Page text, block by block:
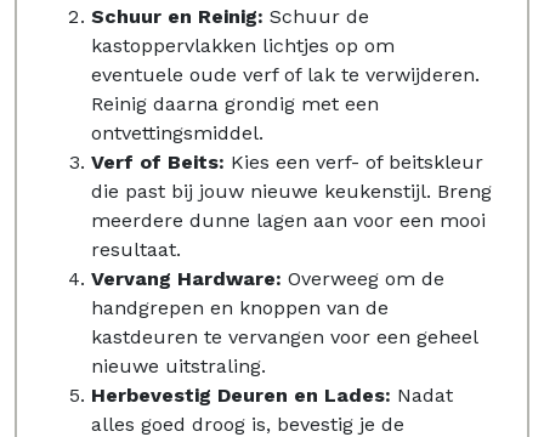
Schuur en Reinig: Schuur de
kastoppervlakken lichtjes op om
eventuele oude verf of lak te verwijderen.
Reinig daarna grondig met een
ontvettingsmiddel.
Verf of Beits: Kies een verf- of beitskleur
die past bij jouw nieuwe keukenstijl. Breng
meerdere dunne lagen aan voor een mooi
resultaat.
Vervang Hardware: Overweeg om de
handgrepen en knoppen van de
kastdeuren te vervangen voor een geheel
nieuwe uitstraling.
Herbevestig Deuren en Lades: Nadat
alles goed droog is, bevestig je de